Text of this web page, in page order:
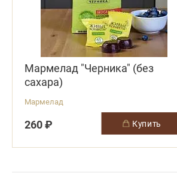
Мармелад "Черника" (без
сахара)
Мармелад
260 ₽ купить